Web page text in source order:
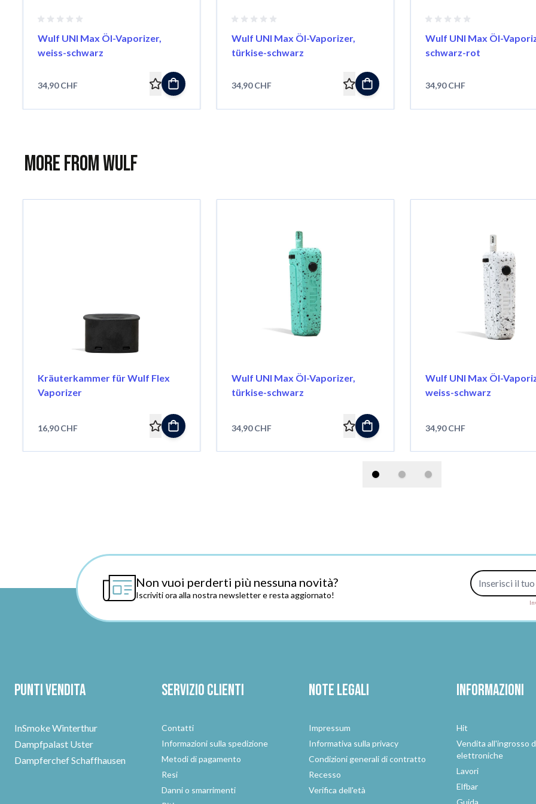
Wulf UNI Max Öl-Vaporizer,
weiss-schwarz
34,90 CHF
Wulf UNI Max Öl-Vaporizer,
türkise-schwarz
34,90 CHF
Wulf UNI Max Öl-
schwarz-rot
34,90 CHF
More from Wulf
Kräuterkammer für Wulf Flex
Vaporizer
16,90 CHF
Wulf UNI Max Öl-Vaporizer,
türkise-schwarz
34,90 CHF
Wulf UNI Max Öl-
weiss-schwarz
34,90 CHF
Non vuoi perderti più nessuna novità?
Iscriviti ora alla nostra newsletter e resta aggiornato!
Indirizzo e-mail
Punti vendita
InSmoke Winterthur
Dampfpalast Uster
Dampferchef Schaffhausen
Servizio clienti
Contatti
Informazioni sulla spedizione
Metodi di pagamento
Resi
Danni o smarrimenti
Note legali
Impressum
Informativa sulla privacy
Condizioni generali di contratto
Recesso
Verifica dell'età
Informazioni
Hit
Vendita all'ingrosso
elettroniche
Lavori
Elfbar
Guida